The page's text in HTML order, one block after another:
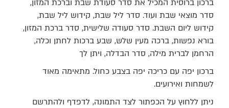
עלדירוגים של
לקוחות
ברכון ברוסית המכיל את סדר סעודת שבת וברכת המזון,
סדר מוצאי שבת ועוד. סדר ליל שבת, קידוש ליל שבת,
קידוש ליום השבת. סדר סעודה שלישית, סדר ברכת המזון,
בורא נפשות, ברכה מעין שלש, שבע ברכות לחתן וכלה,
הרחמן לברית מילה, סדר הבדלה, ויתן לך
ברכון יפה עם כריכה יפה בצבע כחול. מתאימה מאוד
לשמחות ואירועים.
ניתן ללחוץ על הכפתור לצד התמונה, לדפדף ולהתרשם